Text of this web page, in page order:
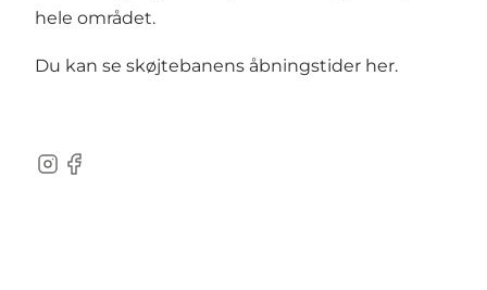
hele området.
Du kan se skøjtebanens åbningstider her.
Instagram
Facebook